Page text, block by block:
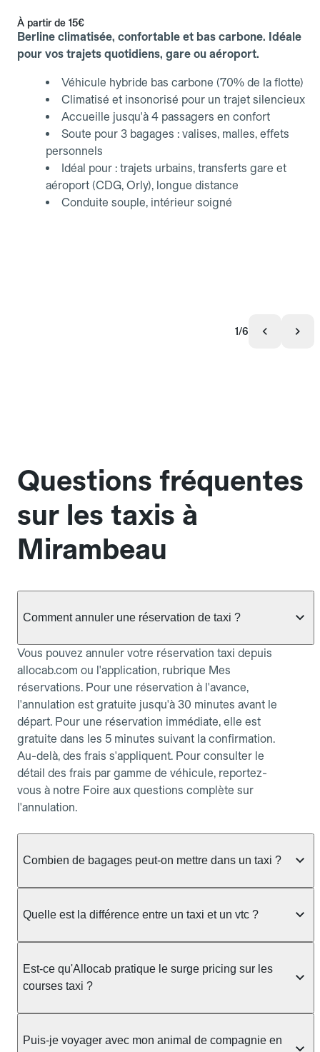
À partir de 15€
Berline climatisée, confortable et bas carbone. Idéale
pour vos trajets quotidiens, gare ou aéroport.
Véhicule hybride bas carbone (70% de la flotte)
Climatisé et insonorisé pour un trajet silencieux
Accueille jusqu'à 4 passagers en confort
Soute pour 3 bagages : valises, malles, effets
personnels
Idéal pour : trajets urbains, transferts gare et
aéroport (CDG, Orly), longue distance
Conduite souple, intérieur soigné
1/6
Questions fréquentes
sur les taxis à
Mirambeau
Comment annuler une réservation de taxi ?
Vous pouvez annuler votre réservation taxi depuis
allocab.com ou l'application, rubrique Mes
réservations. Pour une réservation à l'avance,
l'annulation est gratuite jusqu'à 30 minutes avant le
départ. Pour une réservation immédiate, elle est
gratuite dans les 5 minutes suivant la confirmation.
Au-delà, des frais s'appliquent. Pour consulter le
détail des frais par gamme de véhicule, reportez-
vous à notre Foire aux questions complète sur
l'annulation.
Combien de bagages peut-on mettre dans un taxi ?
taxi berline accueille en général jusqu'à 3 bagages
ou nombreux, précisez-le dans le champ "Message
au chauffeur" lors de la réservation. Le prix n'est
pas impacté par le nombre de bagages.
Quelle est la différence entre un taxi et un vtc ?
prendre en charge directement dans la rue, à une
station ou sur réservation, avec un tarif au
réservation et propose un prix fixe annoncé à
l'avance. Chez Allocab, réservez facilement votre
Est-ce qu'Allocab pratique le surge pricing sur les
courses taxi ?
réglementation préfectorale et suit un barème
Puis-je voyager avec mon animal de compagnie en